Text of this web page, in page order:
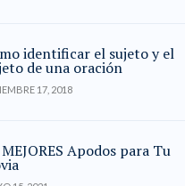
identificar el sujeto y el
de una oración
17, 2018
Apodos para Tu